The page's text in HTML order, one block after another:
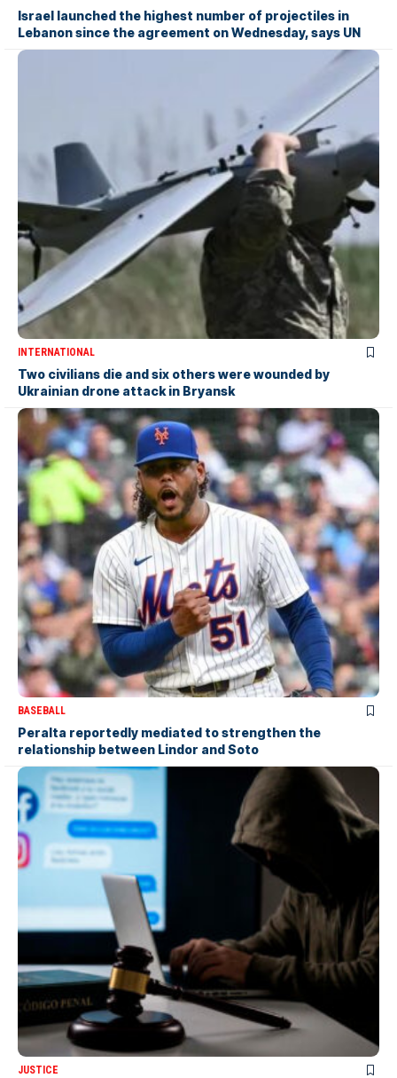
Israel launched the highest number of projectiles in
Lebanon since the agreement on Wednesday, says UN
INTERNATIONAL
Two civilians die and six others were wounded by
Ukrainian drone attack in Bryansk
BASEBALL
Peralta reportedly mediated to strengthen the
relationship between Lindor and Soto
JUSTICE